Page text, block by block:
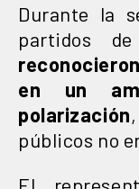
Durante la
partidos
en un
polarización
públicos no
El